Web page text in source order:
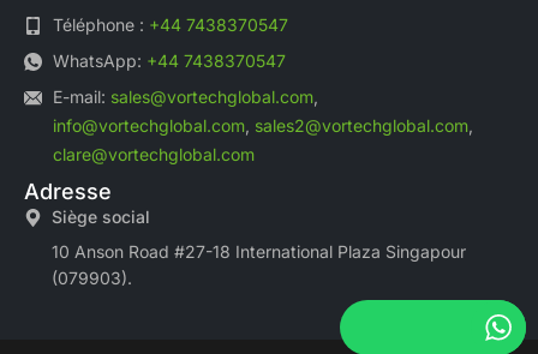
Téléphone : +44 7438370547
WhatsApp: +44 7438370547
E-mail: sales@vortechglobal.com,
info@vortechglobal.com, sales2@vortechglobal.com,
clare@vortechglobal.com
Adresse
Siège social
10 Anson Road #27-18 International Plaza Singapour
(079903).